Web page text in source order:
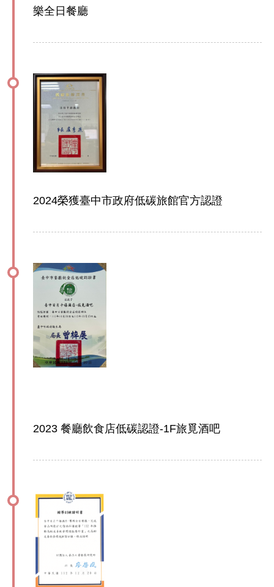
樂全日餐廳
2024榮獲臺中市政府低碳旅館官方認證
2023 餐廳飲食店低碳認證-1F旅覓酒吧